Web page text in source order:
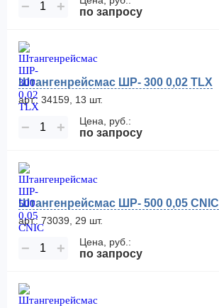
− + по запросу
Штангенрейсмас ШР- 300 0,02 TLX
арт.: 34159, 13 шт.
− + Цена, руб.:
по запросу
Штангенрейсмас ШР- 500 0,05 CNIC
арт.: 73039, 29 шт.
− + Цена, руб.:
по запросу